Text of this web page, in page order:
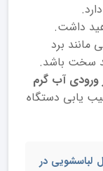
داشت.
مانند برد
سخت باشد.
ورودی آب گرم
یابی دستگاه
لباسشویی در